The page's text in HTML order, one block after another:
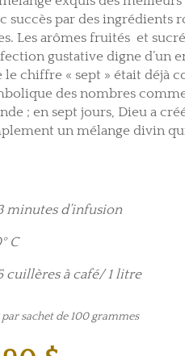
succès par des ingrédients
Les arômes fruités et
gustative digne d’un
le chiffre « sept » était déjà
des nombres
; en sept jours, Dieu a
un mélange divin
minutes d’infusion
C
cuillères à café/ 1 litre
sachet de 100 grammes